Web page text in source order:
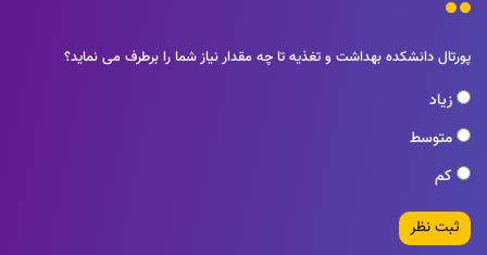
پورتال دانشکده بهداشت و تغذیه تا چه مقدار نیاز شما را برطرف می نماید؟
زیاد
متوسط
کم
ثبت نظر